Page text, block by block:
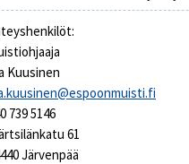
Kuusinen
739 5146
61
Järvenpää